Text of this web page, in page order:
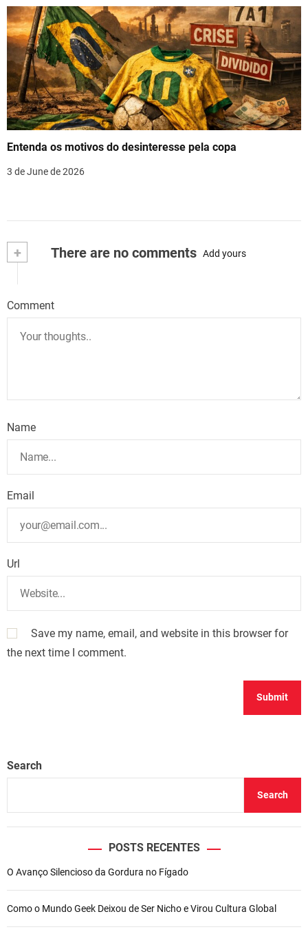
Entenda os motivos do desinteresse pela copa
3 de June de 2026
+ There are no comments Add yours
Comment
Name
Email
Url
Save my name, email, and website in this browser for
the next time I comment.
Search
Search
POSTS RECENTES
O Avanço Silencioso da Gordura no Fígado
Como o Mundo Geek Deixou de Ser Nicho e Virou Cultura Global